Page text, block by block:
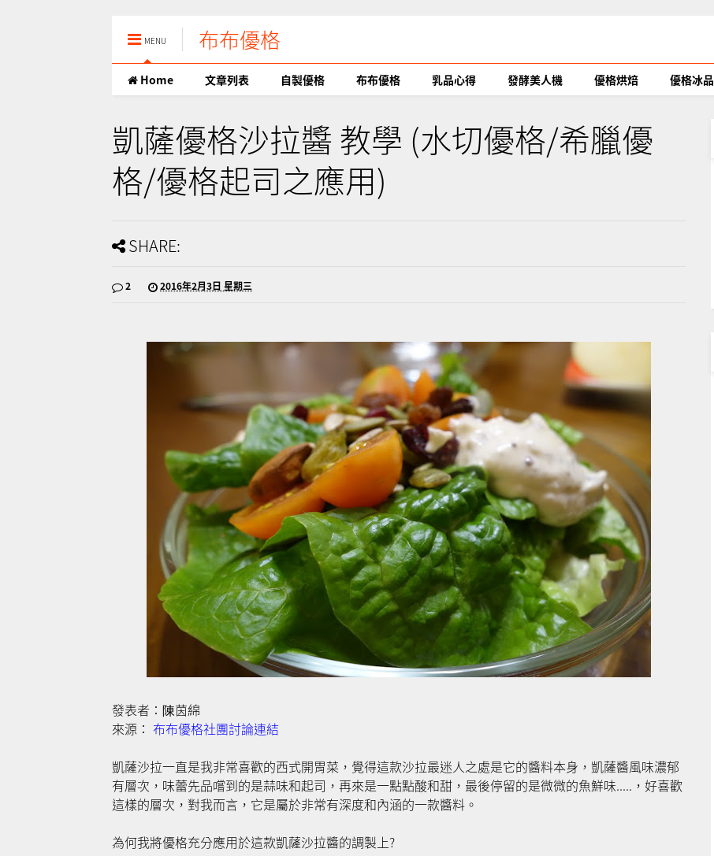
MENU 布布優格
Home 文章列表 自製優格 布布優格 乳品心得 發酵美人機 優格烘焙 優格冰品
凱薩優格沙拉醬 教學 (水切優格/希臘優
格/優格起司之應用)
SHARE:
2 2016年2月3日 星期三
發表者：陳茵綿
來源： 布布優格社團討論連結
凱薩沙拉一直是我非常喜歡的西式開胃菜，覺得這款沙拉最迷人之處是它的醬料本身，凱薩醬風味濃郁
有層次，味蕾先品嚐到的是蒜味和起司，再來是一點點酸和甜，最後停留的是微微的魚鮮味.....，好喜歡
這樣的層次，對我而言，它是屬於非常有深度和內涵的一款醬料。
為何我將優格充分應用於這款凱薩沙拉醬的調製上?